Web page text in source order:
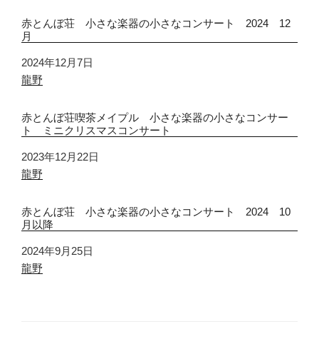
赤とんぼ荘 小さな楽器の小さなコンサート 2024 12
月
日付
2024年12月7日
関連理由
龍野
赤とんぼ荘喫茶メイプル 小さな楽器の小さなコンサー
ト ミニクリスマスコンサート
日付
2023年12月22日
関連理由
龍野
赤とんぼ荘 小さな楽器の小さなコンサート 2024 10
月以降
日付
2024年9月25日
関連理由
龍野